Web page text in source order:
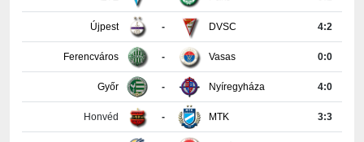
Ferencváros Vasas 0:0
Győr Nyíregyháza 4:0
Honvéd MTK 3:3
PAFC Kisvárda 0:2